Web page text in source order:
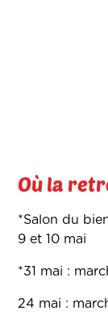
Où la
*Salon du
9 et 10 mai
*31 mai :
24 mai :